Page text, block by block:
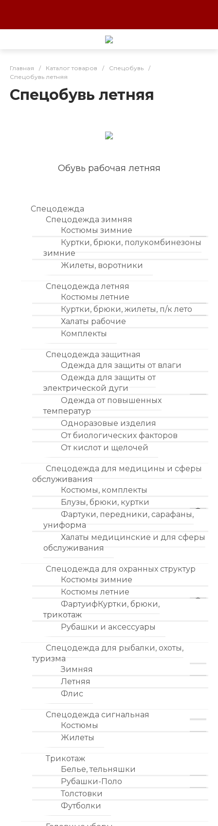
Главная / Каталог товаров / Спецобувь
/
Спецобувь летняя
Спецобувь летняя
Обувь рабочая летняя
Спецодежда
Спецодежда зимняя
Костюмы зимние
Куртки, брюки, полукомбинезоны
зимние
Жилеты, воротники
Спецодежда летняя
Костюмы летние
Куртки, брюки, жилеты, п/к лето
Халаты рабочие
Комплекты
Спецодежда защитная
Одежда для защиты от влаги
Одежда для защиты от
электрической дуги
Одежда от повышенных
температур
Одноразовые изделия
От биологических факторов
От кислот и щелочей
Спецодежда для медицины и сферы
обслуживания
Костюмы, комплекты
Блузы, брюки, куртки
Фартуки, передники, сарафаны,
униформа
Халаты медицинские и для сферы
обслуживания
Спецодежда для охранных структур
Костюмы зимние
Костюмы летние
ФартуифКуртки, брюки,
трикотаж
Рубашки и аксессуары
Спецодежда для рыбалки, охоты,
туризма
Зимняя
Летняя
Флис
Спецодежда сигнальная
Костюмы
Жилеты
Трикотаж
Белье, тельняшки
Рубашки-Поло
Толстовки
Футболки